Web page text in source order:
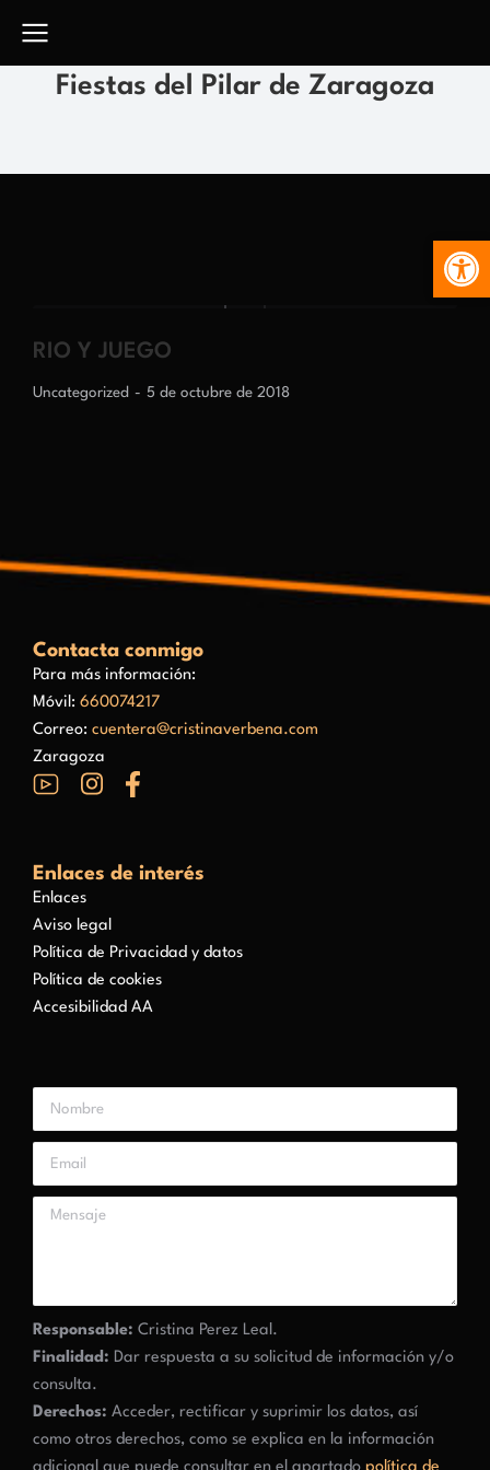
Fiestas del Pilar de Zaragoza
RIO Y JUEGO
Uncategorized 5 de octubre de 2018
Contacta conmigo
Para más información:
Móvil: 660074217
Correo: cuentera@cristinaverbena.com
Zaragoza
Enlaces de interés
Enlaces
Aviso legal
Política de Privacidad y datos
Política de cookies
Accesibilidad AA
Responsable: Cristina Perez Leal.
Finalidad: Dar respuesta a su solicitud de información y/o
consulta.
Derechos: Acceder, rectificar y suprimir los datos, así
como otros derechos, como se explica en la información